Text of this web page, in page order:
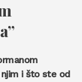
i što ste od